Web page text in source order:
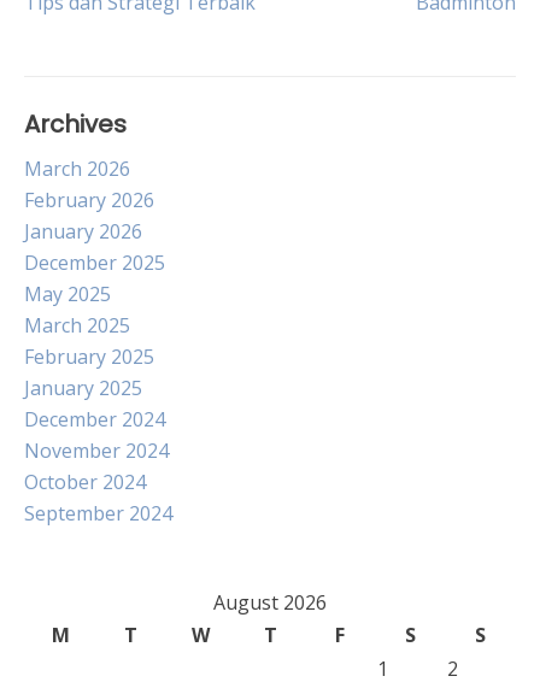
navigation
Archives
March 2026
February 2026
January 2026
December 2025
May 2025
March 2025
February 2025
January 2025
December 2024
November 2024
October 2024
September 2024
August 2026
M
T W T F S
S
1
2